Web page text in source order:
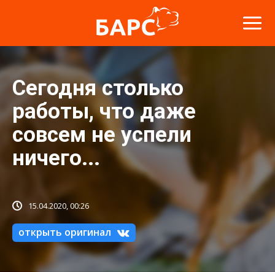
Сегодня столько
работы, что даже
совсем не успели
ничего...
15.04.2020, 00:26
открыть оригинал